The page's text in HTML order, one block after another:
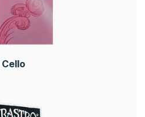
Cello